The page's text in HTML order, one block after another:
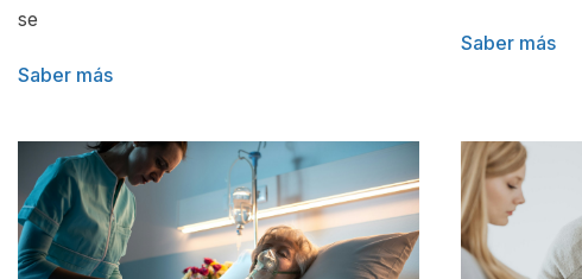
se
Saber más
Saber más